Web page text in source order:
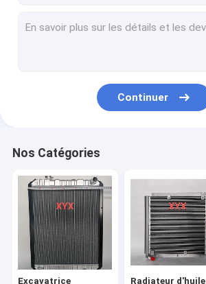
Excavatrice Radiator
Radiateur d'huile hydraulique
Radiateur de bouteur
Continuer
Nos Catégories
Excavatrice Radiateur d'huile